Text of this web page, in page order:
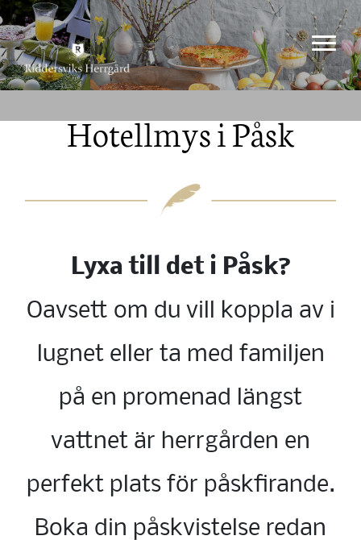
Hotellmys i Påsk
Lyxa till det i Påsk?
Oavsett om du vill koppla av i
lugnet eller ta med familjen
på en promenad längst
vattnet är herrgården en
perfekt plats för påskfirande.
Boka din påskvistelse redan